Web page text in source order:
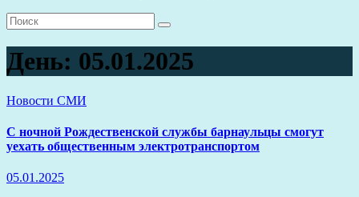
День: 05.01.2025
Новости СМИ
С ночной Рождественской службы барнаульцы смогут
уехать общественным электротранспортом
05.01.2025